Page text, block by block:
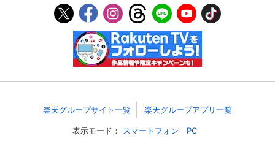
楽天グループサイト一覧 楽天グループアプリ一覧
表示モード： スマートフォン PC